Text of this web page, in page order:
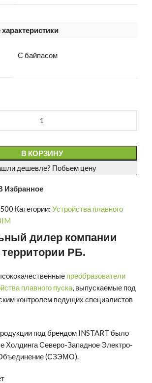
С байпасом
В КОРЗИНУ
дешевле? Побьем цену
Избранное
Категории: Устройства плавного
дилер компании
территории РБ.
преобразователи
плавного пуска, выпускаемые под
контролем ведущих специалистов
под брендом INSTART было
Холдинга Северо-Западное Электро-
(СЗЭМО).